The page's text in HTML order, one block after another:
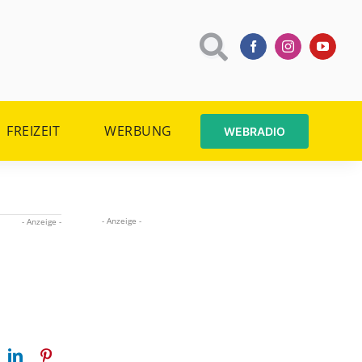
FREIZEIT WERBUNG WEBRADIO
- Anzeige - - Anzeige -